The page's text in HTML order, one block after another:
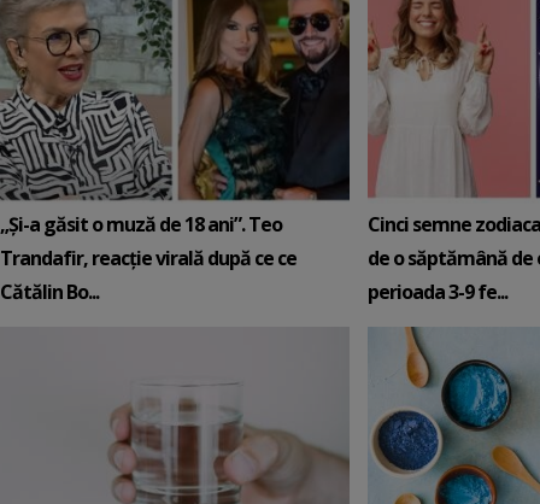
„Și-a găsit o muză de 18 ani”. Teo
Trandafir, reacție virală după ce ce
Cătălin Bo...
Cinci semne
de o săptămână de
perioada 3-9 fe...